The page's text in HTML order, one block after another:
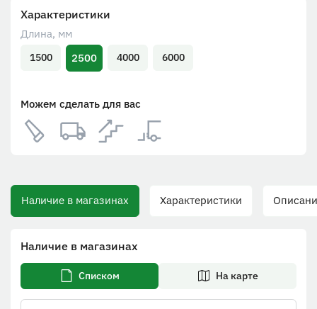
Характеристики
Длина, мм
1500 2500 4000 6000
Можем сделать для вас
Наличие в магазинах Характеристики
Наличие в магазинах
Списком На карте